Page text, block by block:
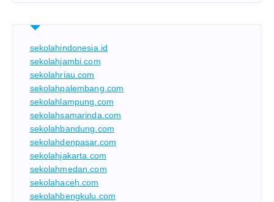
sekolahindonesia.id
sekolahjambi.com
sekolahriau.com
sekolahpalembang.com
sekolahlampung.com
sekolahsamarinda.com
sekolahbandung.com
sekolahdenpasar.com
sekolahjakarta.com
sekolahmedan.com
sekolahaceh.com
sekolahbengkulu.com